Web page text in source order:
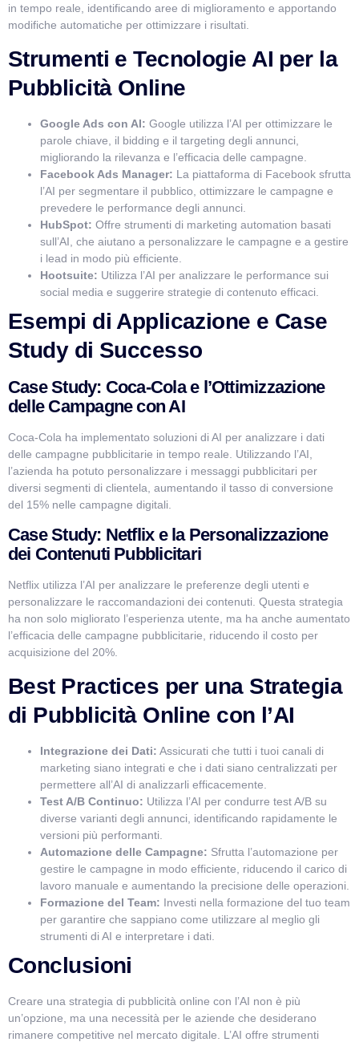
in tempo reale, identificando aree di miglioramento e apportando
modifiche automatiche per ottimizzare i risultati.
Strumenti e Tecnologie AI per la
Pubblicità Online
Google Ads con AI: Google utilizza l’AI per ottimizzare le
parole chiave, il bidding e il targeting degli annunci,
migliorando la rilevanza e l’efficacia delle campagne.
Facebook Ads Manager: La piattaforma di Facebook sfrutta
l’AI per segmentare il pubblico, ottimizzare le campagne e
prevedere le performance degli annunci.
HubSpot: Offre strumenti di marketing automation basati
sull’AI, che aiutano a personalizzare le campagne e a gestire
i lead in modo più efficiente.
Hootsuite: Utilizza l’AI per analizzare le performance sui
social media e suggerire strategie di contenuto efficaci.
Esempi di Applicazione e Case
Study di Successo
Case Study: Coca-Cola e l’Ottimizzazione
delle Campagne con AI
Coca-Cola ha implementato soluzioni di AI per analizzare i dati
delle campagne pubblicitarie in tempo reale. Utilizzando l’AI,
l’azienda ha potuto personalizzare i messaggi pubblicitari per
diversi segmenti di clientela, aumentando il tasso di conversione
del 15% nelle campagne digitali.
Case Study: Netflix e la Personalizzazione
dei Contenuti Pubblicitari
Netflix utilizza l’AI per analizzare le preferenze degli utenti e
personalizzare le raccomandazioni dei contenuti. Questa strategia
ha non solo migliorato l’esperienza utente, ma ha anche aumentato
l’efficacia delle campagne pubblicitarie, riducendo il costo per
acquisizione del 20%.
Best Practices per una Strategia
di Pubblicità Online con l’AI
Integrazione dei Dati: Assicurati che tutti i tuoi canali di
marketing siano integrati e che i dati siano centralizzati per
permettere all’AI di analizzarli efficacemente.
Test A/B Continuo: Utilizza l’AI per condurre test A/B su
diverse varianti degli annunci, identificando rapidamente le
versioni più performanti.
Automazione delle Campagne: Sfrutta l’automazione per
gestire le campagne in modo efficiente, riducendo il carico di
lavoro manuale e aumentando la precisione delle operazioni.
Formazione del Team: Investi nella formazione del tuo team
per garantire che sappiano come utilizzare al meglio gli
strumenti di AI e interpretare i dati.
Conclusioni
Creare una strategia di pubblicità online con l’AI non è più
un’opzione, ma una necessità per le aziende che desiderano
rimanere competitive nel mercato digitale. L’AI offre strumenti